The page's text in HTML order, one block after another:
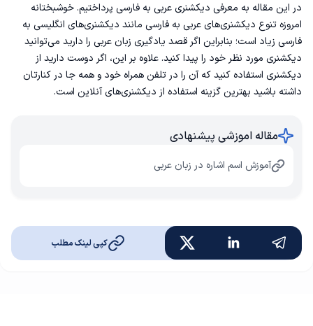
در این مقاله به معرفی دیکشنری عربی به فارسی پرداختیم. خوشبختانه
امروزه تنوع دیکشنری‌های عربی به فارسی مانند دیکشنری‌های انگلیسی به
فارسی زیاد است؛ بنابراین اگر قصد یادگیری زبان عربی را دارید می‌توانید
دیکشنری مورد نظر خود را پیدا کنید. علاوه بر این، اگر دوست دارید از
دیکشنری استفاده کنید که آن را در تلفن همراه خود و همه جا در کنارتان
داشته باشید بهترین گزینه استفاده از دیکشنری‌های آنلاین است.
مقاله اموزشی پیشنهادی
آموزش اسم اشاره در زبان عربی
کپی لینک مطلب